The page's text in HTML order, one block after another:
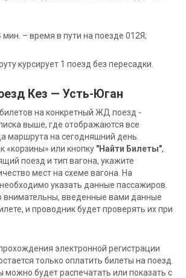
мин. – время в пути на поезде 012Я;
курсирует 1 поезд без пересадки.
Кез — Усть-Юган
на конкретный ЖД поезд -
выше, где отображаются все
маршрута на сегодняшний день.
«корзины» или кнопку "Найти Билеты",
поезд и тип вагона, укажите
мест на схеме вагона. На
указать данные пассажиров.
внимательны, введенные вами данные
и проводник будет проверять их при
электронной регистрации
только оплатить билеты на поезд.
можно будет распечатать или показать с